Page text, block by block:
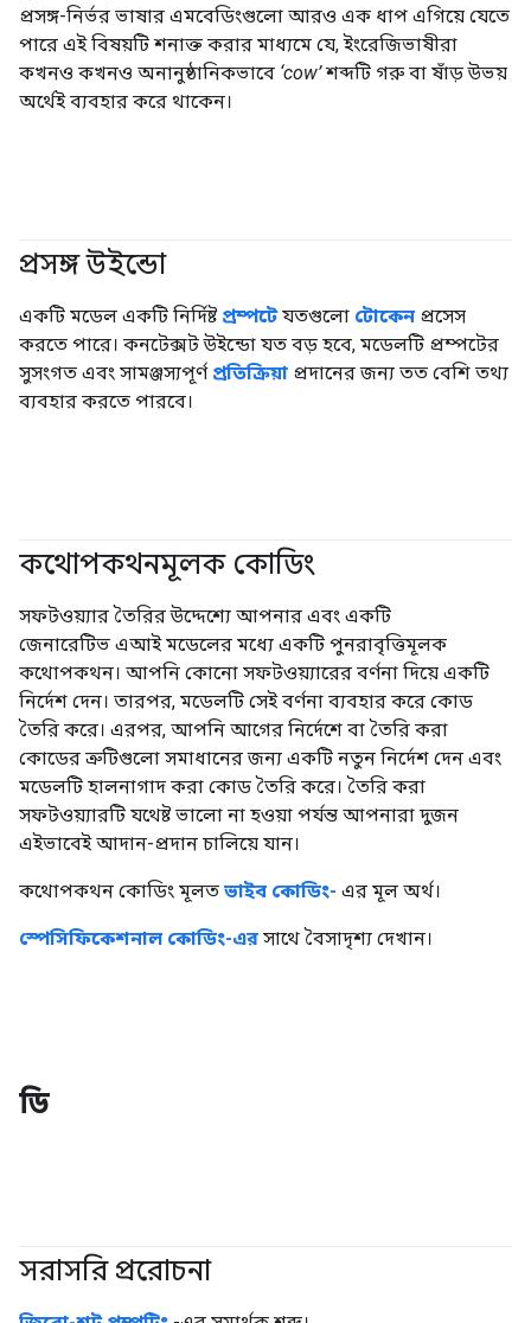
প্রসঙ্গ-নির্ভর ভাষার এমবেডিংগুলো আরও এক ধাপ এগিয়ে যেতে
পারে এই বিষয়টি শনাক্ত করার মাধ্যমে যে, ইংরেজিভাষীরা
কখনও কখনও অনানুষ্ঠানিকভাবে ‘cow’শব্দটি গরু বা ষাঁড় উভয়
অর্থেই ব্যবহার করে থাকেন।
প্রসঙ্গ উইন্ডো
একটি মডেল একটি নির্দিষ্ট প্রম্পটেযতগুলো টোকেন প্রসেস
করতে পারে। কনটেক্সট উইন্ডো যত বড় হবে, মডেলটি প্রম্পটের
সুসংগত এবং সামঞ্জস্যপূর্ণ প্রতিক্রিয়া প্রদানের জন্য তত বেশি তথ্য
ব্যবহার করতে পারবে।
কথোপকথনমূলক কোডিং
সফটওয়্যার তৈরির উদ্দেশ্যে আপনার এবং একটি
জেনারেটিভ এআই মডেলের মধ্যে একটি পুনরাবৃত্তিমূলক
কথোপকথন। আপনি কোনো সফটওয়্যারের বর্ণনা দিয়ে একটি
নির্দেশ দেন। তারপর, মডেলটি সেই বর্ণনা ব্যবহার করে কোড
তৈরি করে। এরপর, আপনি আগের নির্দেশে বা তৈরি করা
কোডের ত্রুটিগুলো সমাধানের জন্য একটি নতুন নির্দেশ দেন এবং
মডেলটি হালনাগাদ করা কোড তৈরি করে। তৈরি করা
সফটওয়্যারটি যথেষ্ট ভালো না হওয়া পর্যন্ত আপনারা দুজন
এইভাবেই আদান-প্রদান চালিয়ে যান।
কথোপকথন কোডিং মূলত ভাইব কোডিং- এর মূল অর্থ।
স্পেসিফিকেশনাল কোডিং-এর সাথে বৈসাদৃশ্য দেখান।
ডি
সরাসরি প্ররোচনা